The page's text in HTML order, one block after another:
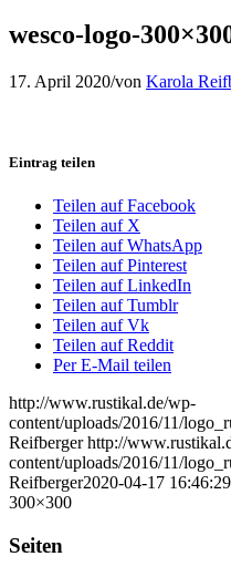
wesco-logo-
17. April 2020/von Karola
Eintrag teilen
Teilen auf Facebook
Teilen auf X
Teilen auf WhatsApp
Teilen auf Pinterest
Teilen auf LinkedIn
Teilen auf Tumblr
Teilen auf Vk
Teilen auf Reddit
Per E-Mail teilen
http://www.rustikal.de/wp-
content/uploads/2016/11/
Reifberger http://
content/uploads/2016/11/
Reifberger2020-04-17 16:46:29
300×300
Seiten